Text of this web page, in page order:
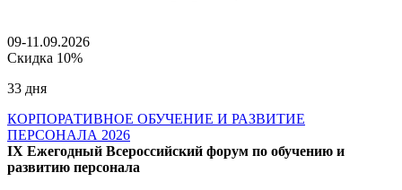
09-11.09.2026
Скидка 10%
33 дня
КОРПОРАТИВНОЕ ОБУЧЕНИЕ И РАЗВИТИЕ
ПЕРСОНАЛА 2026
IX Ежегодный Всероссийский форум по обучению и
развитию персонала